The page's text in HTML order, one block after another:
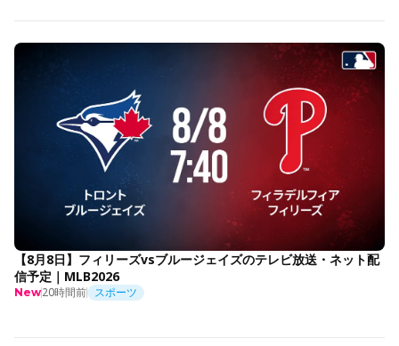
【8月8日】フィリーズvsブルージェイズのテレビ放送・ネット配
信予定｜MLB2026
New20時間前 スポーツ